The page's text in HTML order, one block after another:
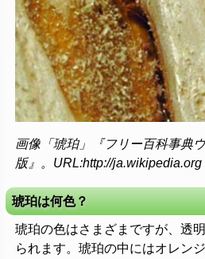
画像「琥珀」『フリー百科事典
版』。URL:http://ja.wikipedia.org
琥珀は何色？
琥珀の色はさまざまですが、透
られます。琥珀の中にはオレン